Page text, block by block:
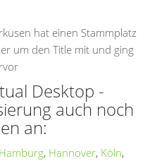
hat einen Stammplatz
um den Title mit und ging
Desktop -
auch noch
an:
Hamburg, Hannover, Köln,